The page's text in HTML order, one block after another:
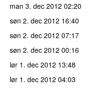
man 3. dec 2012 02:20
søn 2. dec 2012 16:40
søn 2. dec 2012 07:17
søn 2. dec 2012 00:16
lør 1. dec 2012 13:48
lør 1. dec 2012 04:03